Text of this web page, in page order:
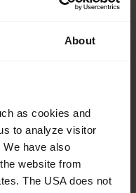
About
as cookies and
to analyze visitor
We have also
website from
The USA does not
Schlafplätze
1600 kg
Gesamtgewicht
bestimmtes
Wie muss
um
Zubehör
das